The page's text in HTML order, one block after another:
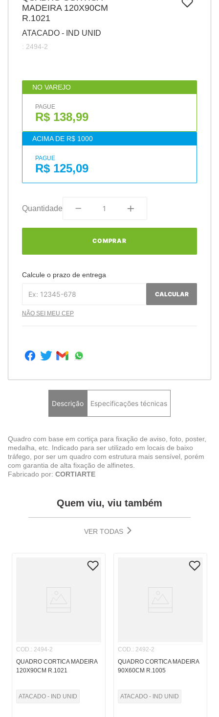
MADEIRA 120X90CM
R.1021
ATACADO - IND UNID
: 2494-2
NO VAREJO
PAGUE
R$ 138,99
ACIMA DE R$ 1000
PAGUE
R$ 125,09
Quantidade
COMPRAR
Calcule o prazo de entrega
CALCULAR
NÃO SEI MEU CEP
Descrição Especificações técnicas
Quadro com base em cortiça para fixação de aviso, foto, poster,
medalha, etc. Indicado para ser utilizado em locais de baixo
tráfego, por ser um quadro com estrutura mais sensível, porém
com garantia de alta fixação de alfinetes.
Fabricado por: CORTIARTE
Quem viu, viu também
VER TODAS
COD.: 2494-2
QUADRO CORTICA MADEIRA
120X90CM R.1021
ATACADO - IND UNID
COD.: 2492-2
QUADRO CORTICA MADEIRA
90X60CM R.1005
ATACADO - IND UNID
papel